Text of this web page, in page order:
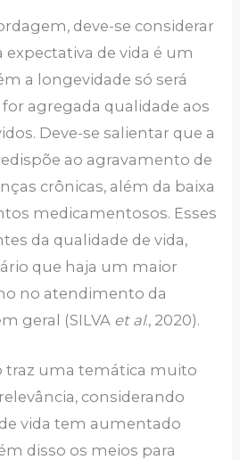
deve-se considerar
de vida é um
a longevidade só será
agregada qualidade aos
Deve-se salientar que a
ao agravamento de
crônicas, além da baixa
medicamentosos. Esses
da qualidade de vida,
que haja um maior
no atendimento da
geral (SILVA et al., 2020).
traz uma temática muito
considerando
vida tem aumentado
disso os meios para